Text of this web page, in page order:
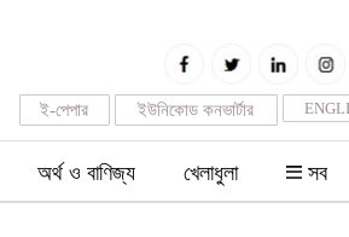
ইউনিকোড কনভার্টার
ই-পেপার
অর্থ ও বাণিজ্য খেলাধুলা সব